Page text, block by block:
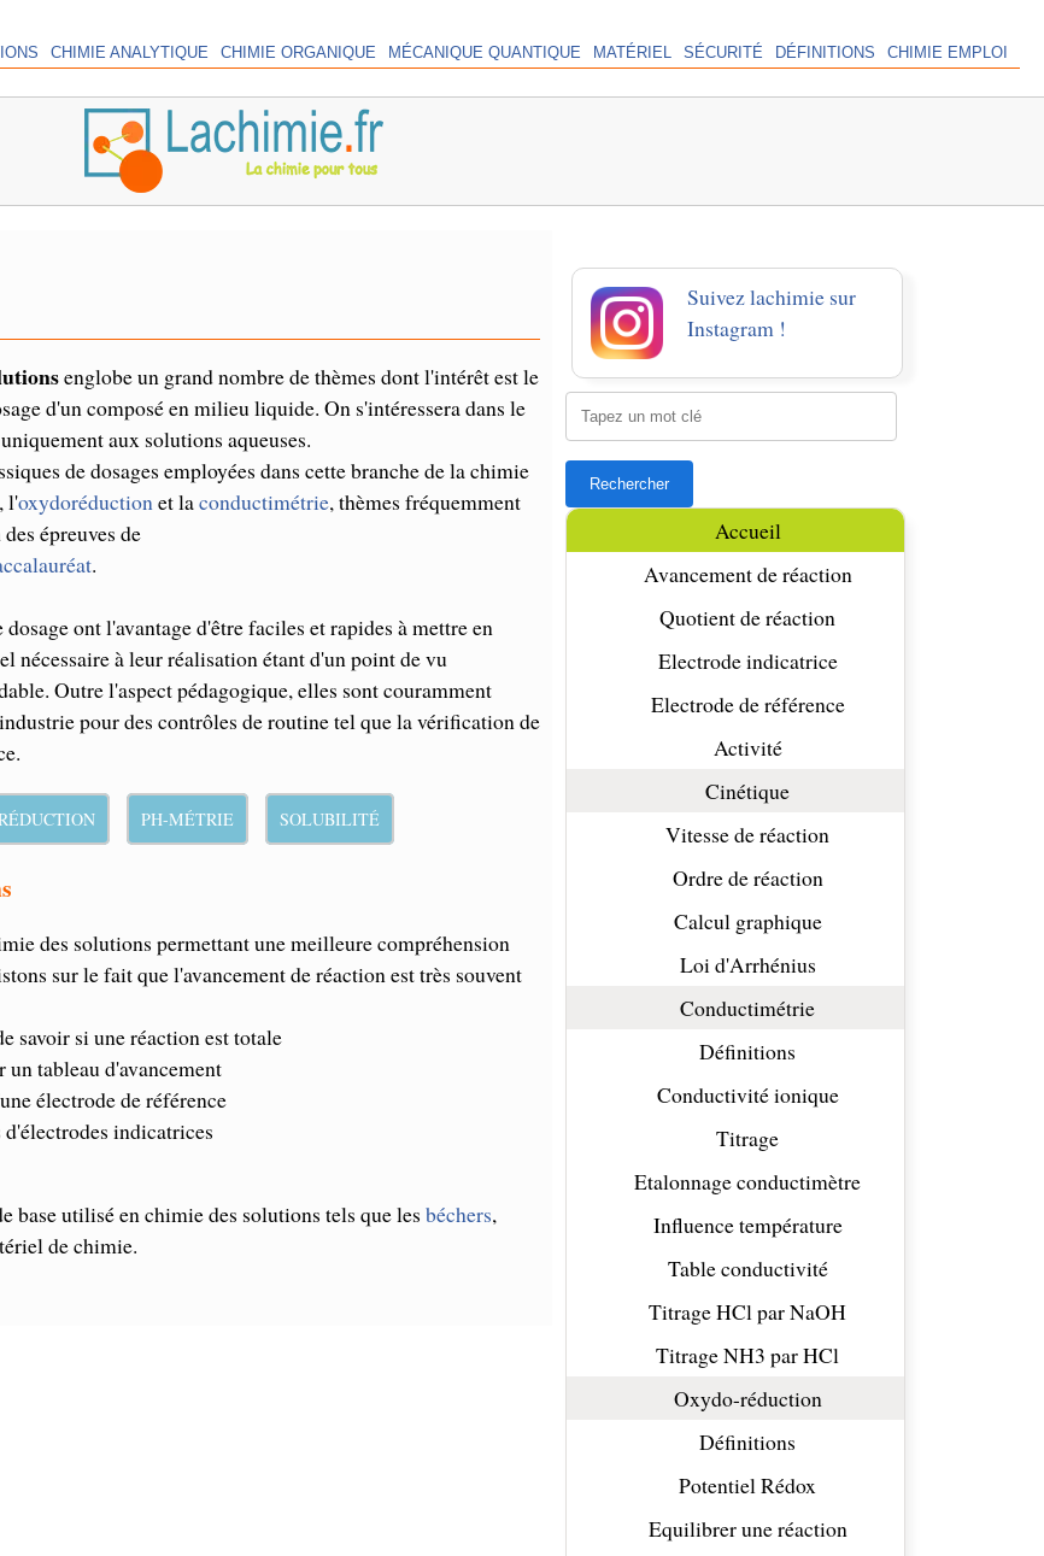
CHIMIE ANALYTIQUE CHIMIE ORGANIQUE MÉCANIQUE QUANTIQUE MATÉRIEL SÉCURITÉ DÉFINITIONS CHIMIE EMPLOI
englobe un grand nombre de thèmes dont l'intérêt est le
d'un composé en milieu liquide. On s'intéressera dans le
aux solutions aqueuses.
de dosages employées dans cette branche de la chimie
, l'oxydoréductionet laconductimétrie, thèmes fréquemment
épreuves de
.
dosage ont l'avantage d'être faciles et rapides à mettre en
nécessaire à leur réalisation étant d'un point de vu
Outre l'aspect pédagogique, elles sont couramment
pour des contrôles de routine tel que la vérification de
PH-MÉTRIE SOLUBILITÉ
des solutions permettant une meilleure compréhension
sur le fait que l'avancement de réaction est très souvent
savoir si une réaction est totale
tableau d'avancement
électrode de référence
indicatrices
utilisé en chimie des solutions tels que les béchers,
de chimie.
Suivez lachimie sur
Instagram !
Accueil
Avancement de réaction
Quotient de réaction
Electrode indicatrice
Electrode de référence
Activité
Cinétique
Vitesse de réaction
Ordre de réaction
Calcul graphique
Loi d'Arrhénius
Conductimétrie
Définitions
Conductivité ionique
Titrage
Etalonnage conductimètre
Influence température
Table conductivité
Titrage HCl par NaOH
Titrage NH3 par HCl
Oxydo-réduction
Définitions
Potentiel Rédox
Equilibrer une réaction